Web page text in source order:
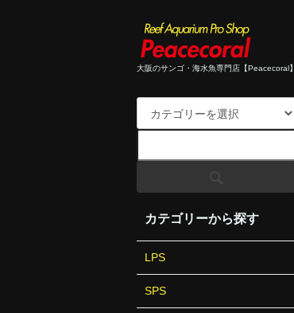
大阪のサンゴ・海水魚専門店【Peacecoral】
カテゴリーから探す
LPS
SPS